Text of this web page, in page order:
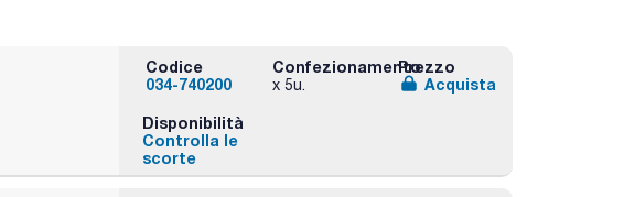
Codice
034-740200
Confezionamento
x 5u.
Prezzo
Acquista
Disponibilità
Controlla le
scorte